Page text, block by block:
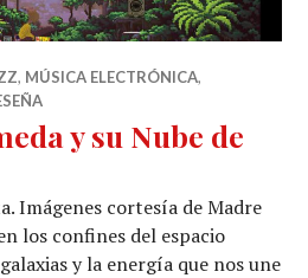
, MÚSICA ELECTRÓNICA,
y su Nube de
Imágenes cortesía de Madre
los confines del espacio
y la energía que nos une